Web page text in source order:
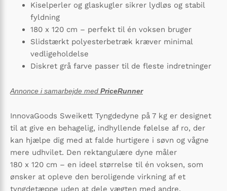
Kiselperler og glaskugler sikrer lydløs og stabil
fyldning
180 x 120 cm – perfekt til én voksen bruger
Slidstærkt polyesterbetræk kræver minimal
vedligeholdelse
Diskret grå farve passer til de fleste indretninger
Annonce i samarbejde med PriceRunner
InnovaGoods Sweikett Tyngdedyne på 7 kg er designet
til at give en behagelig, indhyllende følelse af ro, der
kan hjælpe dig med at falde hurtigere i søvn og vågne
mere udhvilet. Den rektangulære dyne måler
180 x 120 cm – en ideel størrelse til én voksen, som
ønsker at opleve den beroligende virkning af et